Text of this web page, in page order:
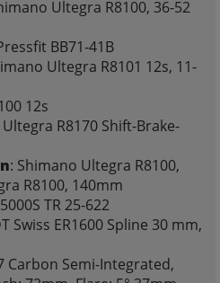
Ultegra R8100, 36-52
BB71-41B
Ultegra R8101 12s, 11-
12s
R8170 Shift-Brake-
: Shimano Ultegra R8100,
R8100, 140mm
TR 25-622
Swiss ER1600 Spline 30 mm,
Carbon Semi-Integrated,